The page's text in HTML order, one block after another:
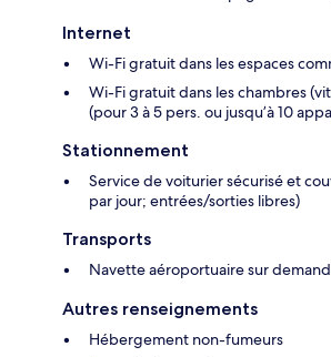
Internet
Wi-Fi gratuit dans les espaces
Wi-Fi gratuit dans les chambres
(pour 3 à 5 pers. ou jusqu’à 10
Stationnement
Service de voiturier sécurisé et
par jour; entrées/sorties libres)
Transports
Navette aéroportuaire sur
Autres renseignements
Hébergement non-fumeurs